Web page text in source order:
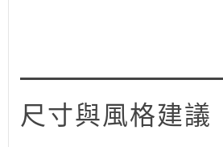
尺寸與風格建議